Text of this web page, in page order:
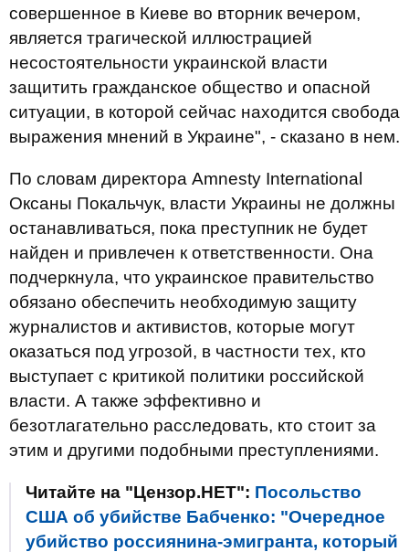
совершенное в Киеве во вторник вечером,
является трагической иллюстрацией
несостоятельности украинской власти
защитить гражданское общество и опасной
ситуации, в которой сейчас находится свобода
выражения мнений в Украине", - сказано в нем.
По словам директора Amnesty International
Оксаны Покальчук, власти Украины не должны
останавливаться, пока преступник не будет
найден и привлечен к ответственности. Она
подчеркнула, что украинское правительство
обязано обеспечить необходимую защиту
журналистов и активистов, которые могут
оказаться под угрозой, в частности тех, кто
выступает с критикой политики российской
власти. А также эффективно и
безотлагательно расследовать, кто стоит за
этим и другими подобными преступлениями.
Читайте на "Цензор.НЕТ": Посольство
США об убийстве Бабченко: "Очередное
убийство россиянина-эмигранта, который